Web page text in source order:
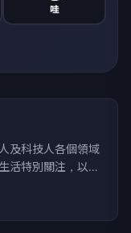
哇
及科技人各個領域
活特別關注，以提
、公關行銷企劃分
。